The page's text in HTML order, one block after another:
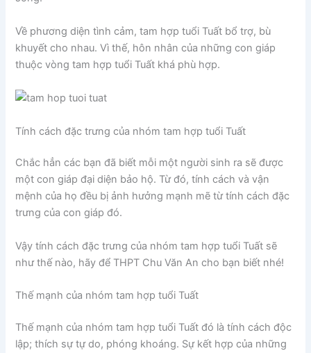
Về phương diện tình cảm, tam hợp tuổi Tuất bổ trợ, bù
khuyết cho nhau. Vì thế, hôn nhân của những con giáp
thuộc vòng tam hợp tuổi Tuất khá phù hợp.
Tính cách đặc trưng của nhóm tam hợp tuổi Tuất
Chắc hẳn các bạn đã biết mỗi một người sinh ra sẽ được
một con giáp đại diện bảo hộ. Từ đó, tính cách và vận
mệnh của họ đều bị ảnh hưởng mạnh mẽ từ tính cách đặc
trưng của con giáp đó.
Vậy tính cách đặc trưng của nhóm tam hợp tuổi Tuất sẽ
như thế nào, hãy để THPT Chu Văn An cho bạn biết nhé!
Thế mạnh của nhóm tam hợp tuổi Tuất
Thế mạnh của nhóm tam hợp tuổi Tuất đó là tính cách độc
lập; thích sự tự do, phóng khoáng. Sự kết hợp của những